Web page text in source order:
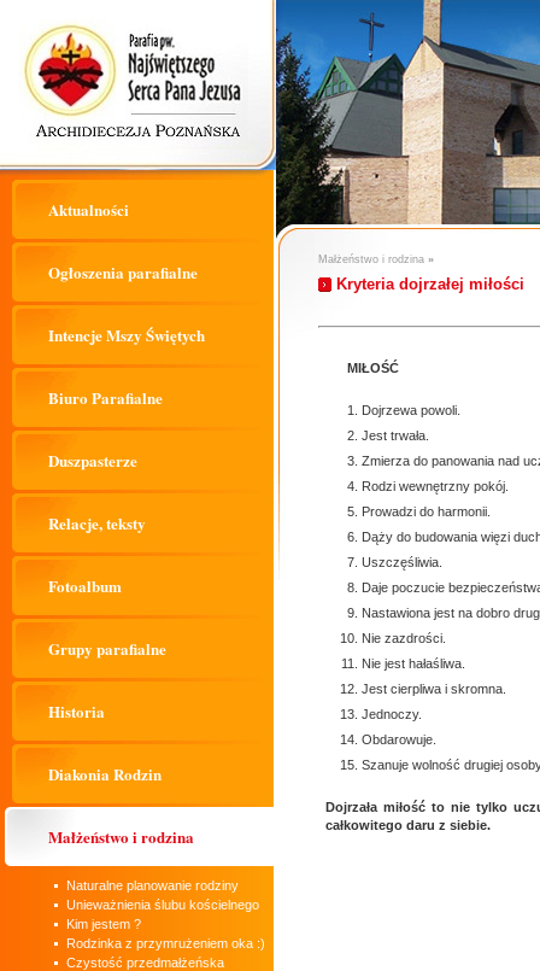
Aktualności
Ogłoszenia parafialne
Intencje Mszy Świętych
Biuro Parafialne
Duszpasterze
Relacje, teksty
Fotoalbum
Grupy parafialne
Historia
Diakonia Rodzin
Małżeństwo i rodzina
Naturalne planowanie rodziny
Unieważnienia ślubu kościelnego
Kim jestem ?
Rodzinka z przymrużeniem oka :)
Czystość przedmałżeńska
Małżeństwo i rodzina »
Kryteria dojrzałej miłości
MIŁOŚĆ
Dojrzewa powoli.
Jest trwała.
Zmierza do panowania nad
Rodzi wewnętrzny pokój.
Prowadzi do harmonii.
Dąży do budowania więzi
Uszczęśliwia.
Daje poczucie
Nastawiona jest na dobro
Nie zazdrości.
Nie jest hałaśliwa.
Jest cierpliwa i skromna.
Jednoczy.
Obdarowuje.
Szanuje wolność drugiej
Dojrzała miłość to nie tylko
całkowitego daru z siebie.